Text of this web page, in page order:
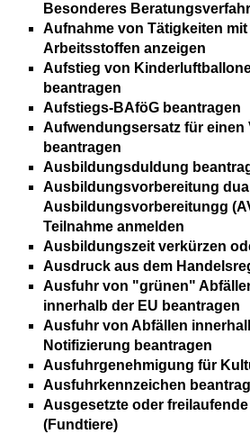
Besonderes
Aufnahme von Tätigkeiten
Arbeitsstoffen anzeigen
Aufstieg von
beantragen
Aufstiegs-BAföG beantragen
Aufwendungsersatz für einen
beantragen
Ausbildungsduldung
Ausbildungsvorbereitung
Ausbildungsvorbereitungg
Teilnahme anmelden
Ausbildungszeit verkürzen
Ausdruck aus dem
Ausfuhr von "grünen"
innerhalb der EU beantragen
Ausfuhr von Abfällen
Notifizierung beantragen
Ausfuhrgenehmigung für
Ausfuhrkennzeichen
Ausgesetzte oder
(Fundtiere)